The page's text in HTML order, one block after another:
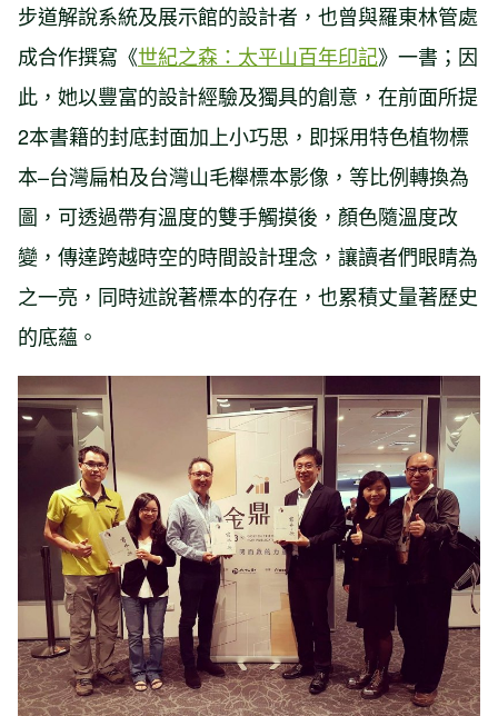
步道解說系統及展示館的設計者，也曾與羅東林管處
成合作撰寫《世紀之森：太平山百年印記》一書；因
此，她以豐富的設計經驗及獨具的創意，在前面所提
2本書籍的封底封面加上小巧思，即採用特色植物標
本–台灣扁柏及台灣山毛櫸標本影像，等比例轉換為
圖，可透過帶有溫度的雙手觸摸後，顏色隨溫度改
變，傳達跨越時空的時間設計理念，讓讀者們眼睛為
之一亮，同時述說著標本的存在，也累積丈量著歷史
的底蘊。